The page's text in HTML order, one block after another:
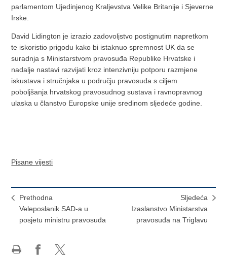
parlamentom Ujedinjenog Kraljevstva Velike Britanije i Sjeverne
Irske.
David Lidington je izrazio zadovoljstvo postignutim napretkom
te iskoristio prigodu kako bi istaknuo spremnost UK da se
suradnja s Ministarstvom pravosuđa Republike Hrvatske i
nadalje nastavi razvijati kroz intenzivniju potporu razmjene
iskustava i stručnjaka u području pravosuđa s ciljem
poboljšanja hrvatskog pravosudnog sustava i ravnopravnog
ulaska u članstvo Europske unije sredinom sljedeće godine.
Pisane vijesti
Prethodna
Veleposlanik SAD-a u
posjetu ministru pravosuđa
Sljedeća
Izaslanstvo Ministarstva
pravosuđa na Triglavu